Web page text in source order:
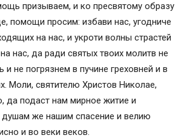
призываем, и ко пресвятому образу
помощи просим: избави нас, угодниче
на нас, и укроти волны страстей
нас, да ради святых твоих молитв не
и не погрязнем в пучине греховней и в
Моли, святителю Христов Николае,
да подаст нам мирное житие и
душам же нашим спасение и велию
и во веки веков.